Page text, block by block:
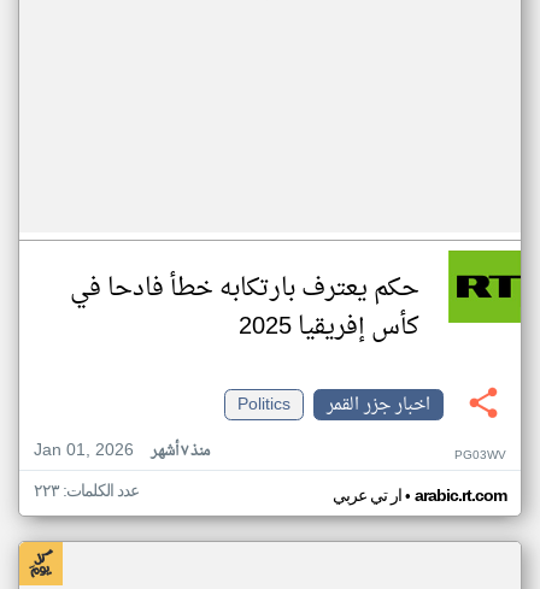
حكم يعترف بارتكابه خطأ فادحا في
كأس إفريقيا 2025
اخبار جزر القمر
Politics
Jan 01, 2026
منذ ٧ أشهر PG03WV
ار تي عربي• arabic.rt.com عدد الكلمات: ٢٢٣